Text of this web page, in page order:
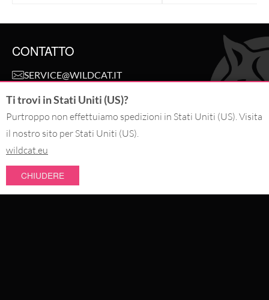
CONTATTO
SERVICE@WILDCAT.IT
@WILDCAT.IT
FB.COM/WILDCATOFFICIAL
PINTEREST.COM/WILDCATITALIA
PAGA CON
Ti trovi in Stati Uniti (US)?
Purtroppo non effettuiamo spedizioni in Stati Uniti (US). Visita
il nostro sito per Stati Uniti (US).
wildcat.eu
CHIUDERE